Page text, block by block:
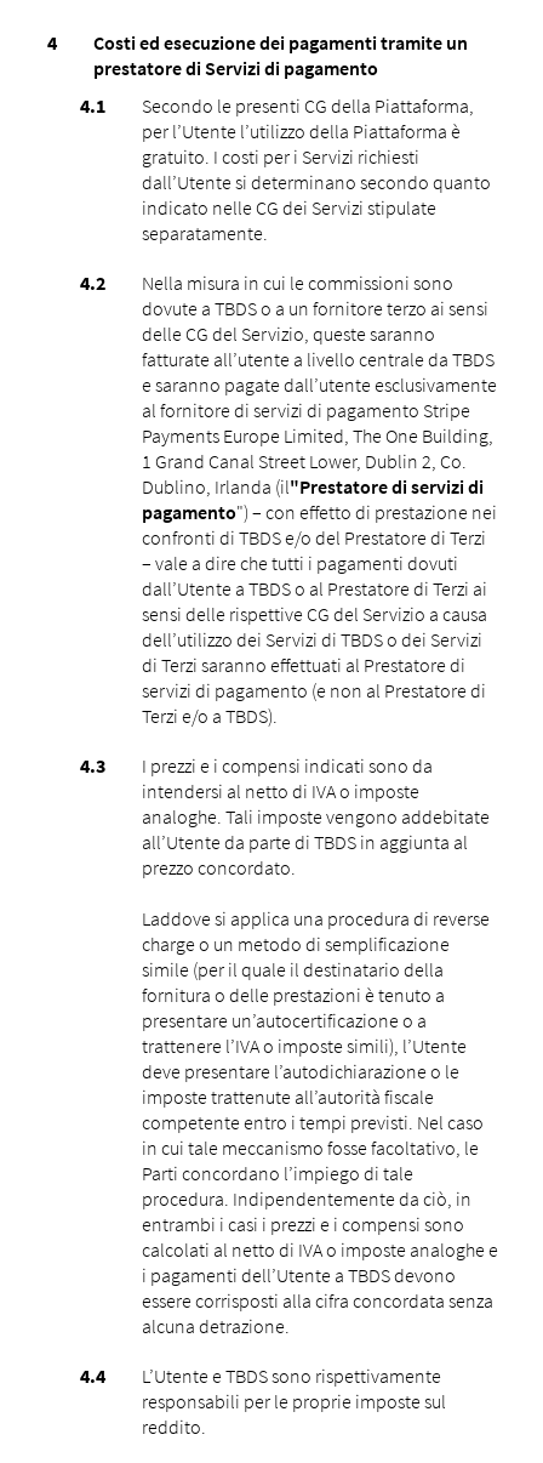
Costi ed esecuzione dei pagamenti tramite un
prestatore di Servizi di pagamento
Secondo le presenti CG della Piattaforma,
per l’Utente l’utilizzo della Piattaforma è
gratuito. I costi per i Servizi richiesti
dall’Utente si determinano secondo quanto
indicato nelle CG dei Servizi stipulate
separatamente.
Nella misura in cui le commissioni sono
dovute a TBDS o a un fornitore terzo ai sensi
delle CG del Servizio, queste saranno
fatturate all’utente a livello centrale da TBDS
e saranno pagate dall’utente esclusivamente
al fornitore di servizi di pagamento Stripe
Payments Europe Limited, The One Building,
1 Grand Canal Street Lower, Dublin 2, Co.
Dublino, Irlanda (il"Prestatore di servizi di
pagamento") – con effetto di prestazione nei
confronti di TBDS e/o del Prestatore di Terzi
– vale a dire che tutti i pagamenti dovuti
dall’Utente a TBDS o al Prestatore di Terzi ai
sensi delle rispettive CG del Servizio a causa
dell’utilizzo dei Servizi di TBDS o dei Servizi
di Terzi saranno effettuati al Prestatore di
servizi di pagamento (e non al Prestatore di
Terzi e/o a TBDS).
I prezzi e i compensi indicati sono da
intendersi al netto di IVA o imposte
analoghe. Tali imposte vengono addebitate
all’Utente da parte di TBDS in aggiunta al
prezzo concordato.
Laddove si applica una procedura di reverse
charge o un metodo di semplificazione
simile (per il quale il destinatario della
fornitura o delle prestazioni è tenuto a
presentare un’autocertificazione o a
trattenere l’IVA o imposte simili), l’Utente
deve presentare l’autodichiarazione o le
imposte trattenute all’autorità fiscale
competente entro i tempi previsti. Nel caso
in cui tale meccanismo fosse facoltativo, le
Parti concordano l’impiego di tale
procedura. Indipendentemente da ciò, in
entrambi i casi i prezzi e i compensi sono
calcolati al netto di IVA o imposte analoghe e
i pagamenti dell’Utente a TBDS devono
essere corrisposti alla cifra concordata senza
alcuna detrazione.
L’Utente e TBDS sono rispettivamente
responsabili per le proprie imposte sul
reddito.